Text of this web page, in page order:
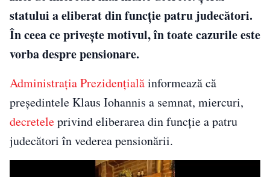
statului a eliberat din funcție patru judecători.
În ceea ce privește motivul, în toate cazurile este
vorba despre pensionare.
Administrația Prezidențialăinformează că
preşedintele Klaus Iohannis a semnat, miercuri,
decreteleprivind eliberarea din funcţie a patru
judecători în vederea pensionării.